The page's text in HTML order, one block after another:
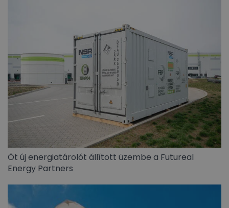
Öt új energiatárolót állított üzembe a Futureal
Energy Partners